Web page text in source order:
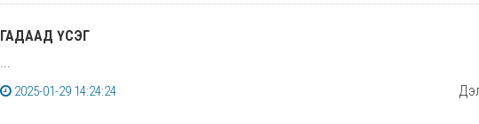
ГАДААД ҮСЭГ
...
2025-01-29 14:24:24